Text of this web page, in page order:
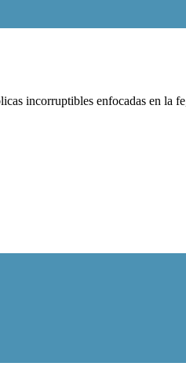
incorruptibles enfocadas en la